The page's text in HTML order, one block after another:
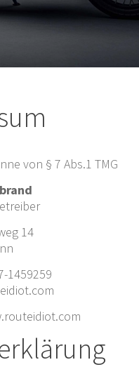
von § 7 Abs.1 TMG
14
1459259